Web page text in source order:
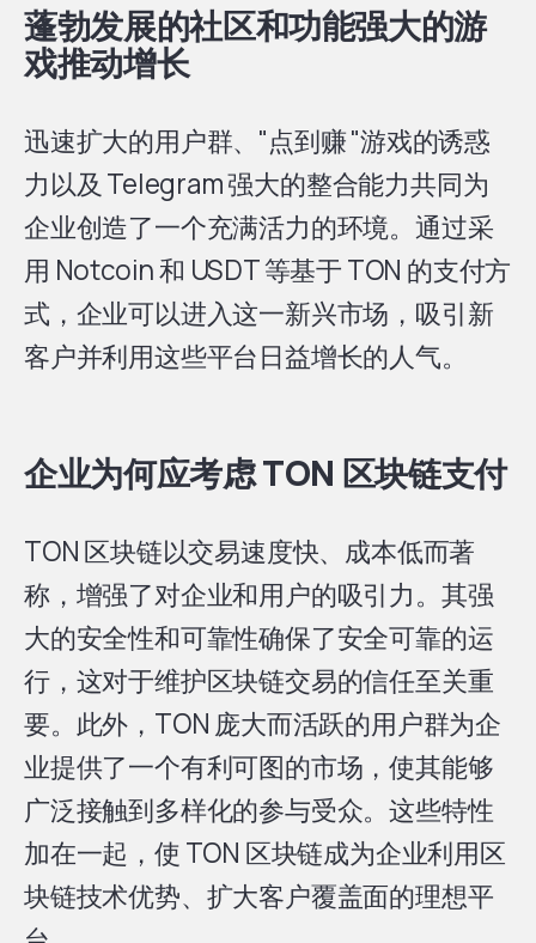
蓬勃发展的社区和功能强大的游
戏推动增长
迅速扩大的用户群、"点到赚 "游戏的诱惑
力以及 Telegram 强大的整合能力共同为
企业创造了一个充满活力的环境。通过采
用 Notcoin 和 USDT 等基于 TON 的支付方
式，企业可以进入这一新兴市场，吸引新
客户并利用这些平台日益增长的人气。
企业为何应考虑 TON 区块链支付
TON 区块链以交易速度快、成本低而著
称，增强了对企业和用户的吸引力。其强
大的安全性和可靠性确保了安全可靠的运
行，这对于维护区块链交易的信任至关重
要。此外，TON 庞大而活跃的用户群为企
业提供了一个有利可图的市场，使其能够
广泛接触到多样化的参与受众。这些特性
加在一起，使 TON 区块链成为企业利用区
块链技术优势、扩大客户覆盖面的理想平